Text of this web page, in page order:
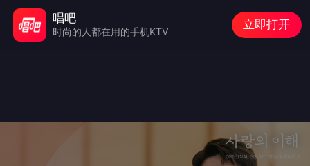
唱吧
时尚的人都在用的手机KTV
立即打开